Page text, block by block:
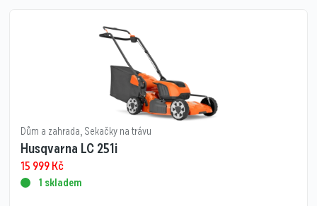
Dům a zahrada, Sekačky na trávu
Husqvarna LC 251i
15 999Kč
1 skladem